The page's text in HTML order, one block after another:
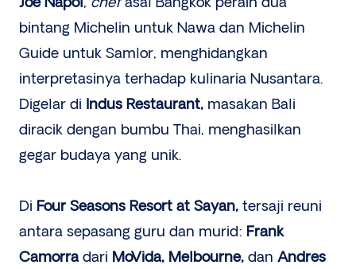
bintang Michelin untuk Nawa dan Michelin
Guide untuk Samlor, menghidangkan
interpretasinya terhadap kulinaria Nusantara.
Digelar di Indus Restaurant, masakan Bali
diracik dengan bumbu Thai, menghasilkan
gegar budaya yang unik.
Di Four Seasons Resort at Sayan, tersaji reuni
antara sepasang guru dan murid: Frank
Camorra dari MoVida, Melbourne, dan Andres